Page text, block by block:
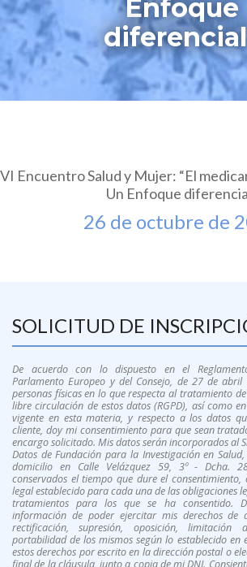
Enfoque
VI Encuentro Salud y Mujer: “El
Un Enfoque
26 de octubre de
SOLICITUD DE
De acuerdo con lo dispuesto en el
Parlamento Europeo y del Consejo, de 27 de
personas físicas en lo que respecta al tratamiento
libre circulación de estos datos (RGPD), así como
vigente en esta materia, y respecto a los datos
cliente, doy mi consentimiento para que sean
encargo solicitado. Mis datos serán incorporados al
Datos de Fundación para la Investigación en
domicilio en Calle Velázquez 59, 3º - Dcha.
conservados el tiempo que dure el
legal establecido para cada una de las obligaciones
tratamientos para los que se ha consentido.
información de poder ejercitar mis derechos de
rectificación, supresión, oposición,
portabilidad de los mismos según lo establecido en
estos derechos por escrito en la dirección postal o
final de la cláusula, junto a copia de mi DNI.